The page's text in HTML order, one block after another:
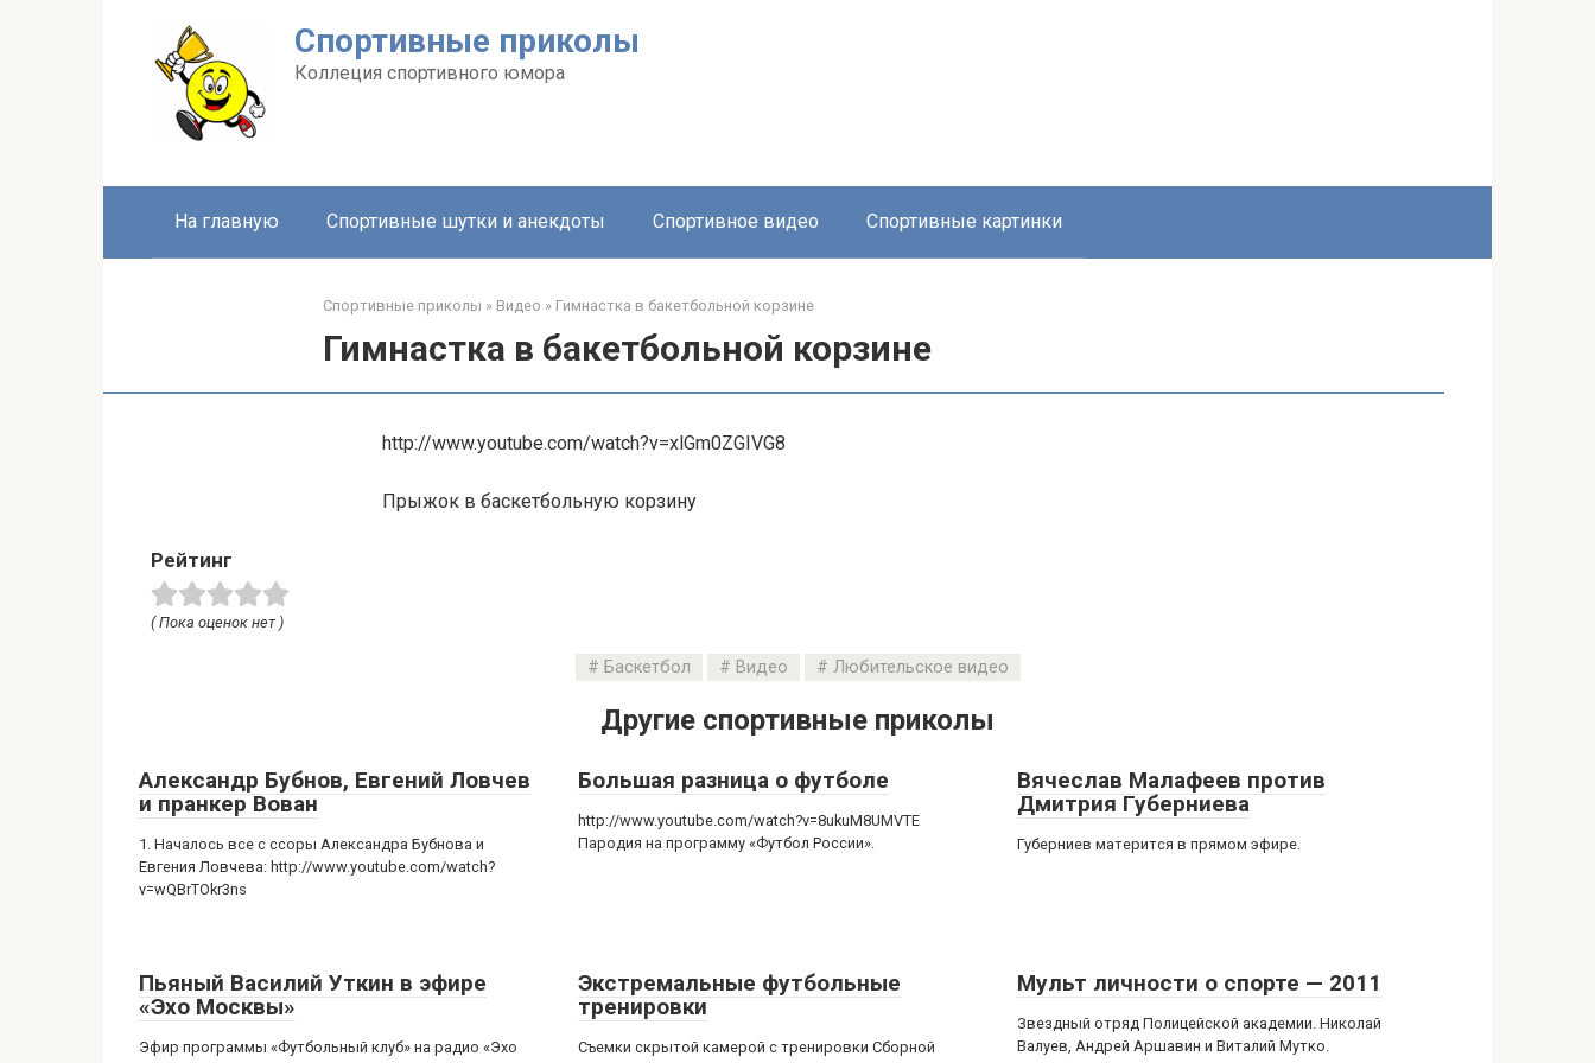
Спортивные приколы
Коллеция спортивного юмора
На главную Спортивные шутки и анекдоты Спортивное видео Спортивные картинки
Спортивные приколы » Видео » Гимнастка в бакетбольной корзине
Гимнастка в бакетбольной корзине
http://www.youtube.com/watch?v=xlGm0ZGIVG8
Прыжок в баскетбольную корзину
Рейтинг
( Пока оценок нет )
Баскетбол Видео Любительское видео
Другие спортивные приколы
Александр Бубнов, Евгений Ловчев
и пранкер Вован
1. Началось все с ссоры Александра Бубнова и
Евгения Ловчева: http://www.youtube.com/watch?
v=wQBrTOkr3ns
Большая разница о футболе
http://www.youtube.com/watch?v=8ukuM8UMVTE
Пародия на программу «Футбол России».
Вячеслав Малафеев против
Дмитрия Губерниева
Губерниев матерится в прямом эфире.
Пьяный Василий Уткин в эфире
«Эхо Москвы»
Эфир программы «Футбольный клуб» на радио «Эхо
Экстремальные футбольные
тренировки
Съемки скрытой камерой с тренировки Сборной
Мульт личности о спорте — 2011
Звездный отряд Полицейской академии. Николай
Валуев, Андрей Аршавин и Виталий Мутко.